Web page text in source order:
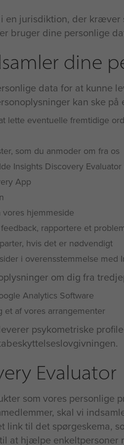
en jurisdiktion, der
bruger dine personlige
dine
data for at kunne
kan ske
lette eventuelle fremtidige
som du anmoder om fra os
Insights Discovery
App
hjemmeside
rapportere et
hvis det er nødvendigt
i overensstemmelse med
om dig fra
Analytics Software
af vores arrangementer
psykometriske
Evaluator
som vores personlige
skal vi
link til det spørgeskema,
at hjælpe enkeltpersoner